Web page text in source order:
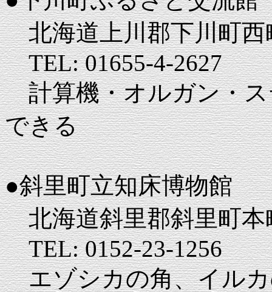
北海道上川郡下川町西
TEL: 01655-4-2627
計算機・オルガン・ス
できる
●斜里町立知床博物館
北海道斜里郡斜里町本
TEL: 0152-23-1256
エゾシカの角、イルカ